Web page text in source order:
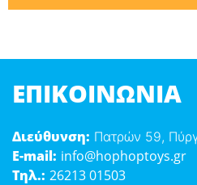
ΕΠΙΚΟΙΝΩΝΊΑ
Διεύθυνση: Πατρών 59,
E-mail: info@hophoptoys.gr
Τηλ.: 26213 01503